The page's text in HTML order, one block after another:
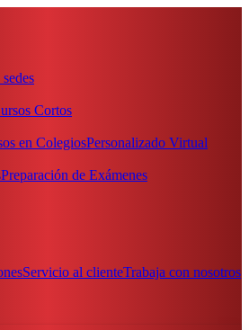
Cortos
en ColegiosPersonalizado Virtual
Preparación de Exámenes
Servicio al clienteTrabaja con nosotros